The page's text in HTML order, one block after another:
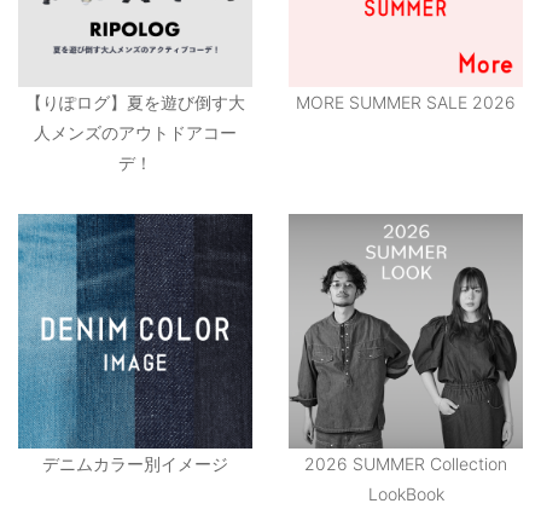
【りぽログ】夏を遊び倒す大
人メンズのアウトドアコー
デ！
MORE SUMMER SALE 2026
デニムカラー別イメージ
2026 SUMMER Collection
LookBook